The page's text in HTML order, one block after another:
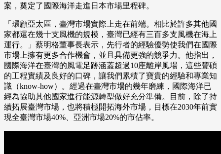
案，奠定了國際海洋走進日本市場里程碑。
「環顧亞太區，臺灣市場實際上走在前端。相比於許多其他國
家都還在幾十支風機的規模，臺灣已經有三百多支風機在海上
運行。」蔡明格董事長表示，先行者的經驗優勢使我們在國際
市場上擁有更多合作機會，並且具備更強的競爭力。他指出，
國際海洋在臺灣的風電足跡涵蓋超過10座離岸風場，這些豐碩
的工程實績及良好的口碑，讓我們累積了寶貴的經驗和專業知
識（know-how）。經過在臺灣市場的幾年磨練，國際海洋已
經為協助其他國家進行能源轉型做好充分準備。目前，除了持
續拓展臺灣市場，也將積極開拓海外市場，目標在2030年前實
現全臺灣市場40%、亞洲市場20%的市佔率。